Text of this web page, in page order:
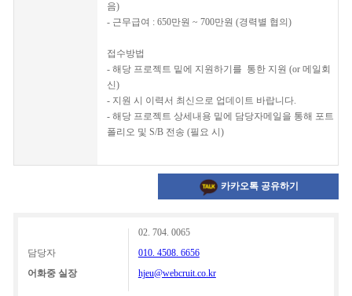
음)
- 근무급여 : 650만원 ~ 700만원 (경력별 협의)
접수방법
- 해당 프로젝트 밑에 지원하기를 통한 지원 (or 메일회
신)
- 지원 시 이력서 최신으로 업데이트 바랍니다.
- 해당 프로젝트 상세내용 밑에 담당자메일을 통해 포트
폴리오 및 S/B 전송 (필요 시)
카카오톡 공유하기
담당자
어화중 실장
02. 704. 0065
010. 4508. 6656
hjeu@webcruit.co.kr